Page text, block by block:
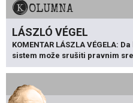
KOLUMNA
LÁSZLÓ VÉGEL
KOMENTAR LÁSZLA VÉGELA:
sistem može srušiti pravnim